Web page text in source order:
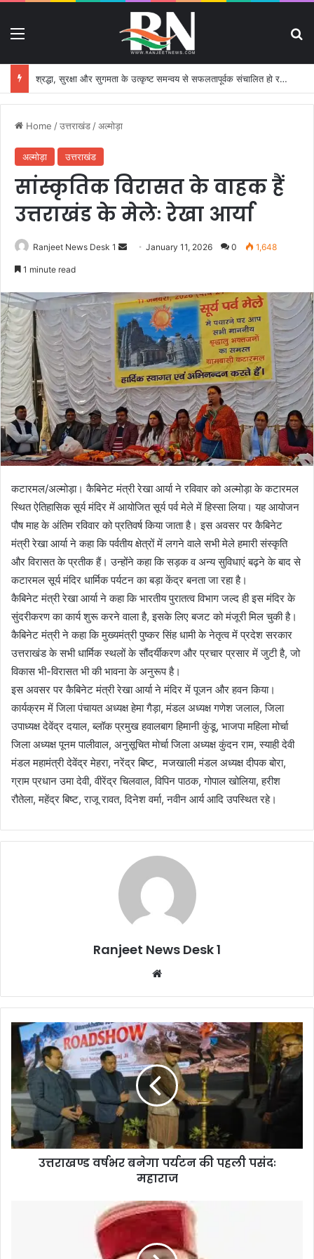
श्रद्धा, सुरक्षा और सुगमता के उत्कृष्ट समन्वय से सफलतापूर्वक संचालित हो रही कांवड़ यात्रा
Home /उत्तराखंड /अल्मोड़ा
अल्मोड़ा उत्तराखंड
सांस्कृतिक विरासत के वाहक हैं
उत्तराखंड के मेलेः रेखा आर्या
Ranjeet News Desk 1
d
a
n
e
m
a
i
l
January 11, 2026 0 1,648
1 minute read
कटारमल/अल्मोड़ा। कैबिनेट मंत्री रेखा आर्या ने रविवार को अल्मोड़ा के कटारमल
स्थित ऐतिहासिक सूर्य मंदिर में आयोजित सूर्य पर्व मेले में हिस्सा लिया। यह आयोजन
पौष माह के अंतिम रविवार को प्रतिवर्ष किया जाता है। इस अवसर पर कैबिनेट
मंत्री रेखा आर्या ने कहा कि पर्वतीय क्षेत्रों में लगने वाले सभी मेले हमारी संस्कृति
और विरासत के प्रतीक हैं। उन्होंने कहा कि सड़क व अन्य सुविधाएं बढ़ने के बाद से
कटारमल सूर्य मंदिर धार्मिक पर्यटन का बड़ा केंद्र बनता जा रहा है।
कैबिनेट मंत्री रेखा आर्या ने कहा कि भारतीय पुरातत्व विभाग जल्द ही इस मंदिर के
सुंदरीकरण का कार्य शुरू करने वाला है, इसके लिए बजट को मंजूरी मिल चुकी है।
कैबिनेट मंत्री ने कहा कि मुख्यमंत्री पुष्कर सिंह धामी के नेतृत्व में प्रदेश सरकार
उत्तराखंड के सभी धार्मिक स्थलों के सौंदर्यीकरण और प्रचार प्रसार में जुटी है, जो
विकास भी-विरासत भी की भावना के अनुरूप है।
इस अवसर पर कैबिनेट मंत्री रेखा आर्या ने मंदिर में पूजन और हवन किया।
कार्यक्रम में जिला पंचायत अध्यक्ष हेमा गैड़ा, मंडल अध्यक्ष गणेश जलाल, जिला
उपाध्यक्ष देवेंद्र दयाल, ब्लॉक प्रमुख हवालबाग हिमानी कुंडू, भाजपा महिला मोर्चा
जिला अध्यक्ष पूनम पालीवाल, अनुसूचित मोर्चा जिला अध्यक्ष कुंदन राम, स्याही देवी
मंडल महामंत्री देवेंद्र मेहरा, नरेंद्र बिष्ट, मजखाली मंडल अध्यक्ष दीपक बोरा,
ग्राम प्रधान उमा देवी, वीरेंद्र चिलवाल, विपिन पाठक, गोपाल खोलिया, हरीश
रौतेला, महेंद्र बिष्ट, राजू रावत, दिनेश वर्मा, नवीन आर्य आदि उपस्थित रहे।
Ranjeet News Desk 1
te
उत्तराखण्ड वर्षभर बनेगा पर्यटन की पहली पसंदः
महाराज